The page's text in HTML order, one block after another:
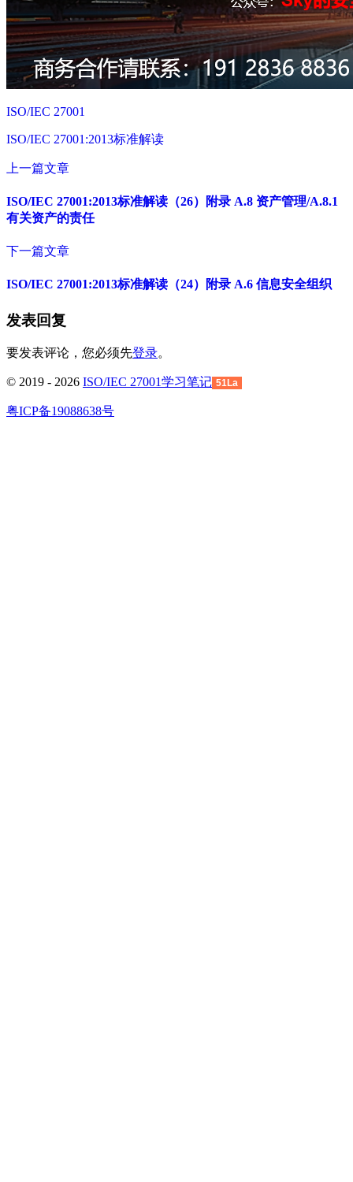
ISO/IEC 27001
ISO/IEC 27001:2013标准解读
上一篇文章
ISO/IEC 27001:2013标准解读（26）附录 A.8 资产管理/A.8.1
有关资产的责任
下一篇文章
ISO/IEC 27001:2013标准解读（24）附录 A.6 信息安全组织
发表回复
要发表评论，您必须先登录。
© 2019 - 2026 ISO/IEC 27001学习笔记 51La
粤ICP备19088638号